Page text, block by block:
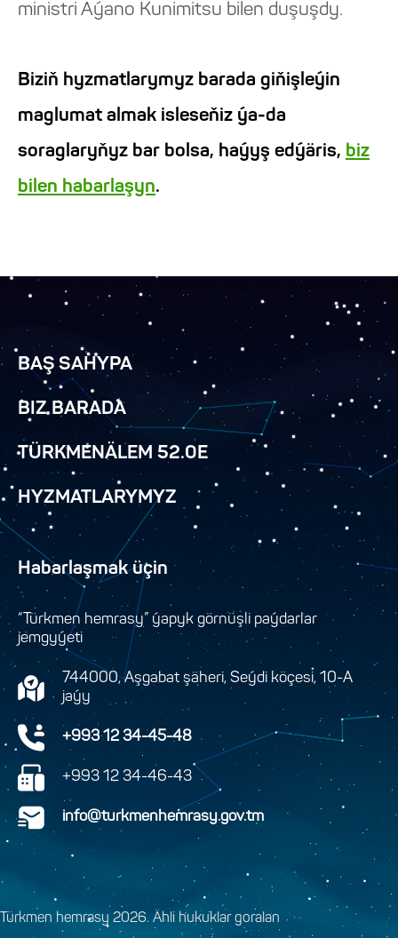
ministri Aýano Kunimitsu bilen duşuşdy.
Biziň hyzmatlarymyz barada giňişleýin
maglumat almak isleseňiz ýa-da
soraglaryňyz bar bolsa, haýyş edýäris, biz
bilen habarlaşyn.
BAŞ SAHYPA
BIZ BARADA
TÜRKMENÄLEM 52.0E
HYZMATLARYMYZ
Habarlaşmak üçin
“Türkmen hemrasy” ýapyk görnüşli paýdarlar
jemgyýeti
744000, Aşgabat şäheri, Seýdi köçesi, 10-A
jaýy
+993 12 34-45-48
+993 12 34-46-43
info@turkmenhemrasy.gov.tm
Türkmen hemrasy 2026. Ähli hukuklar goralan